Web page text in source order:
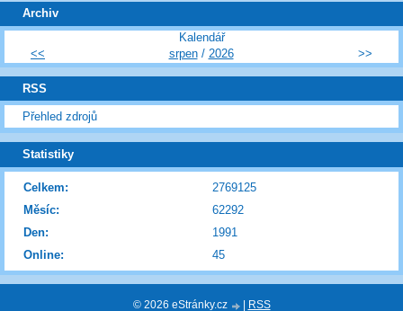
Archiv
Kalendář
<<
srpen/ 2026 >>
RSS
Přehled zdrojů
Statistiky
Online: 45
Celkem:
2769125
Měsíc:
62292
Den:
1991
© 2026 eStránky.cz RSS